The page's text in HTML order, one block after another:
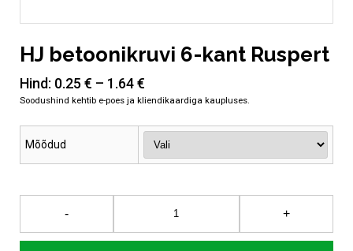
HJ betoonikruvi 6-kant Ruspert
Hind: 0.25€ – 1.64€
Mõõdud
-
betoonikruvi
6-
+